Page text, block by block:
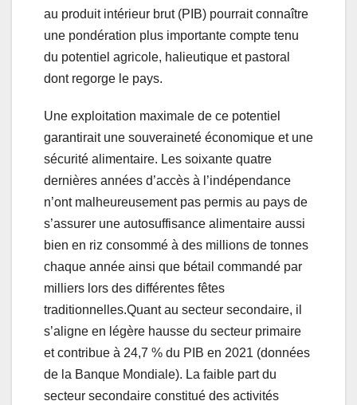
au produit intérieur brut (PIB) pourrait connaître
une pondération plus importante compte tenu
du potentiel agricole, halieutique et pastoral
dont regorge le pays.
Une exploitation maximale de ce potentiel
garantirait une souveraineté économique et une
sécurité alimentaire. Les soixante quatre
dernières années d’accès à l’indépendance
n’ont malheureusement pas permis au pays de
s’assurer une autosuffisance alimentaire aussi
bien en riz consommé à des millions de tonnes
chaque année ainsi que bétail commandé par
milliers lors des différentes fêtes
traditionnelles.Quant au secteur secondaire, il
s’aligne en légère hausse du secteur primaire
et contribue à 24,7 % du PIB en 2021 (données
de la Banque Mondiale). La faible part du
secteur secondaire constitué des activités